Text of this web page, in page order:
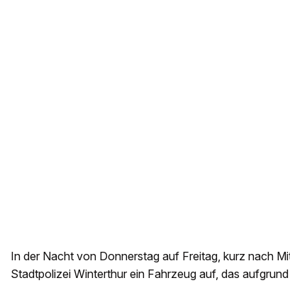
In der Nacht von Donnerstag auf Freitag, kurz nach
Stadtpolizei Winterthur ein Fahrzeug auf, das